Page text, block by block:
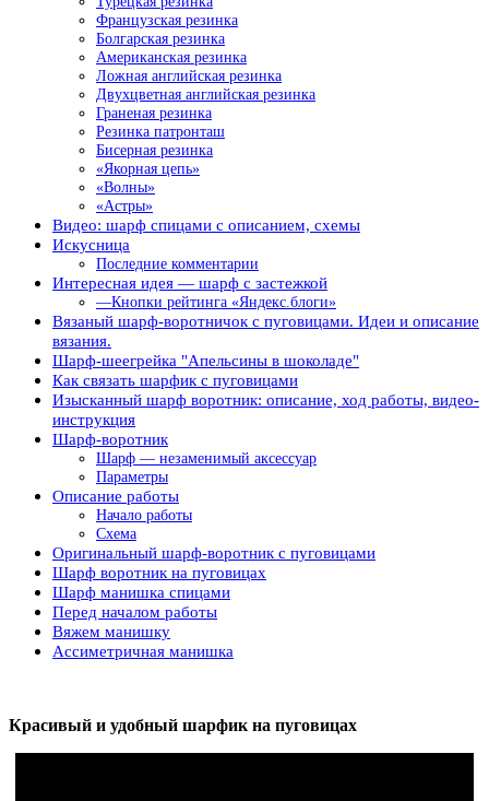
Французская резинка
Болгарская резинка
Американская резинка
Ложная английская резинка
Двухцветная английская резинка
Граненая резинка
Резинка патронташ
Бисерная резинка
«Якорная цепь»
«Волны»
«Астры»
Видео: шарф спицами с описанием, схемы
Искусница
Последние комментарии
Интересная идея — шарф с застежкой
—Кнопки рейтинга «Яндекс.блоги»
Вязаный шарф-воротничок с пуговицами. Идеи и описание
вязания.
Шарф-шеегрейка "Апельсины в шоколаде"
Как связать шарфик с пуговицами
Изысканный шарф воротник: описание, ход работы, видео-
инструкция
Шарф-воротник
Шарф — незаменимый аксессуар
Параметры
Описание работы
Начало работы
Схема
Оригинальный шарф-воротник с пуговицами
Шарф воротник на пуговицах
Шарф манишка спицами
Перед началом работы
Вяжем манишку
Ассиметричная манишка
Красивый и удобный шарфик на пуговицах